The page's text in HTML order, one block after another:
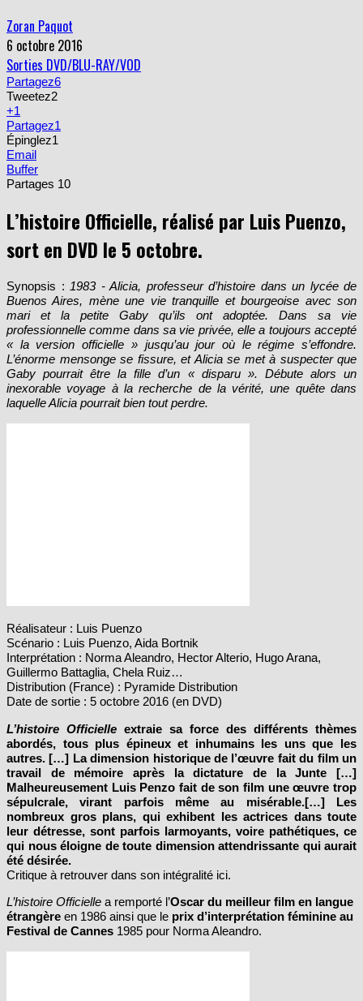
Zoran Paquot
6 octobre 2016
Sorties DVD/BLU-RAY/VOD
Partagez6
Tweetez2
+1
Partagez1
Épinglez1
Email
Buffer
Partages 10
L’histoire Officielle, réalisé par Luis Puenzo,
sort en DVD le 5 octobre.
Synopsis : 1983 - Alicia, professeur d’histoire dans un lycée de
Buenos Aires, mène une vie tranquille et bourgeoise avec son
mari et la petite Gaby qu’ils ont adoptée. Dans sa vie
professionnelle comme dans sa vie privée, elle a toujours accepté
« la version officielle » jusqu’au jour où le régime s’effondre.
L’énorme mensonge se fissure, et Alicia se met à suspecter que
Gaby pourrait être la fille d’un « disparu ». Débute alors un
inexorable voyage à la recherche de la vérité, une quête dans
laquelle Alicia pourrait bien tout perdre.
Réalisateur : Luis Puenzo
Scénario : Luis Puenzo, Aida Bortnik
Interprétation : Norma Aleandro, Hector Alterio, Hugo Arana,
Guillermo Battaglia, Chela Ruiz…
Distribution (France) : Pyramide Distribution
Date de sortie : 5 octobre 2016 (en DVD)
L’histoire Officielle extraie sa force des différents thèmes
abordés, tous plus épineux et inhumains les uns que les
autres. […] La dimension historique de l’œuvre fait du film un
travail de mémoire après la dictature de la Junte […]
Malheureusement Luis Penzo fait de son film une œuvre trop
sépulcrale, virant parfois même au misérable.[…] Les
nombreux gros plans, qui exhibent les actrices dans toute
leur détresse, sont parfois larmoyants, voire pathétiques, ce
qui nous éloigne de toute dimension attendrissante qui aurait
été désirée.
Critique à retrouver dans son intégralité ici.
L’histoire Officielle a remporté l’Oscar du meilleur film en langue
étrangère en 1986 ainsi que le prix d’interprétation féminine au
Festival de Cannes 1985 pour Norma Aleandro.